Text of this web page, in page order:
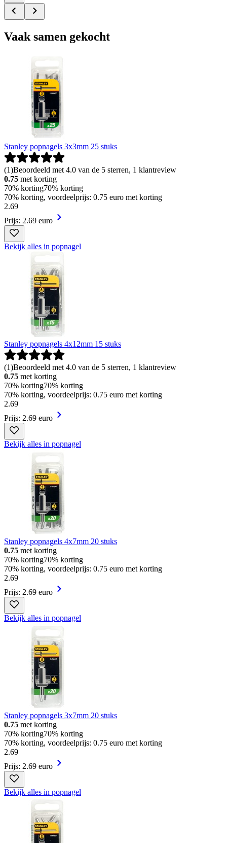
Vaak samen gekocht
Stanley popnagels 3x3mm 25 stuks
(1)Beoordeeld met 4.0 van de 5 sterren, 1 klantreview
0.75 met korting
70% korting70% korting
70% korting, voordeelprijs: 0.75 euro met korting
2.69
Prijs: 2.69 euro
Bekijk alles in popnagel
Stanley popnagels 4x12mm 15 stuks
(1)Beoordeeld met 4.0 van de 5 sterren, 1 klantreview
0.75 met korting
70% korting70% korting
70% korting, voordeelprijs: 0.75 euro met korting
2.69
Prijs: 2.69 euro
Bekijk alles in popnagel
Stanley popnagels 4x7mm 20 stuks
0.75 met korting
70% korting70% korting
70% korting, voordeelprijs: 0.75 euro met korting
2.69
Prijs: 2.69 euro
Bekijk alles in popnagel
Stanley popnagels 3x7mm 20 stuks
0.75 met korting
70% korting70% korting
70% korting, voordeelprijs: 0.75 euro met korting
2.69
Prijs: 2.69 euro
Bekijk alles in popnagel